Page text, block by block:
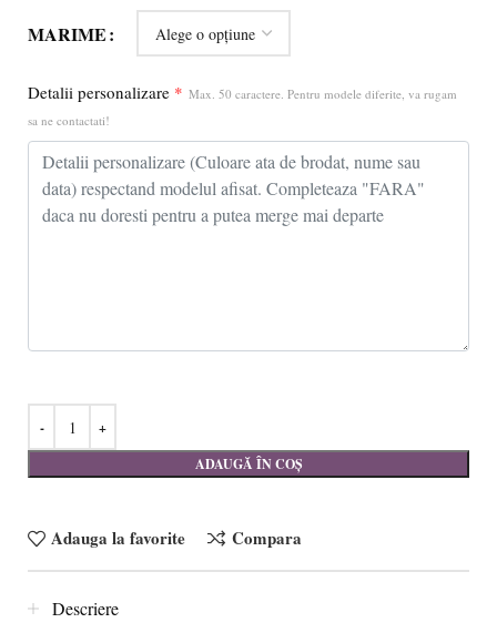
MARIME
Detalii personalizare * Max. 50 caractere. Pentru modele diferite, va rugam
sa ne contactati!
ADAUGĂ ÎN COȘ
Adauga la favorite Compara
Descriere